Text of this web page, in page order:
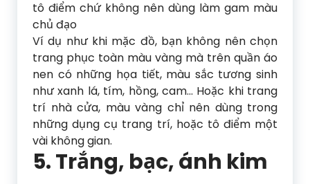
tô điểm chứ không nên dùng làm gam màu
chủ đạo
Ví dụ như khi mặc đồ, bạn không nên chọn
trang phục toàn màu vàng mà trên quần áo
nen có những họa tiết, màu sắc tương sinh
như xanh lá, tím, hồng, cam… Hoặc khi trang
trí nhà cửa, màu vàng chỉ nên dùng trong
những dụng cụ trang trí, hoặc tô điểm một
vài không gian.
5. Trắng, bạc, ánh kim